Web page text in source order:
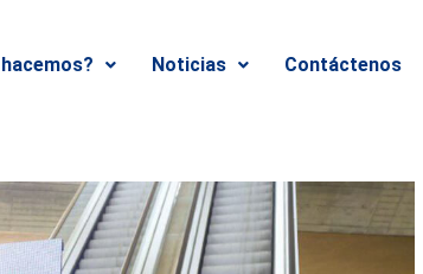
Noticias Contáctenos